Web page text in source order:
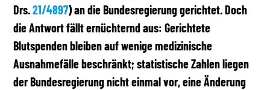
Drs.21/4897) an die Bundesregierung gerichtet. Doch
die Antwort fällt ernüchternd aus: Gerichtete
Blutspenden bleiben auf wenige medizinische
Ausnahmefälle beschränkt; statistische Zahlen liegen
der Bundesregierung nicht einmal vor, eine Änderung